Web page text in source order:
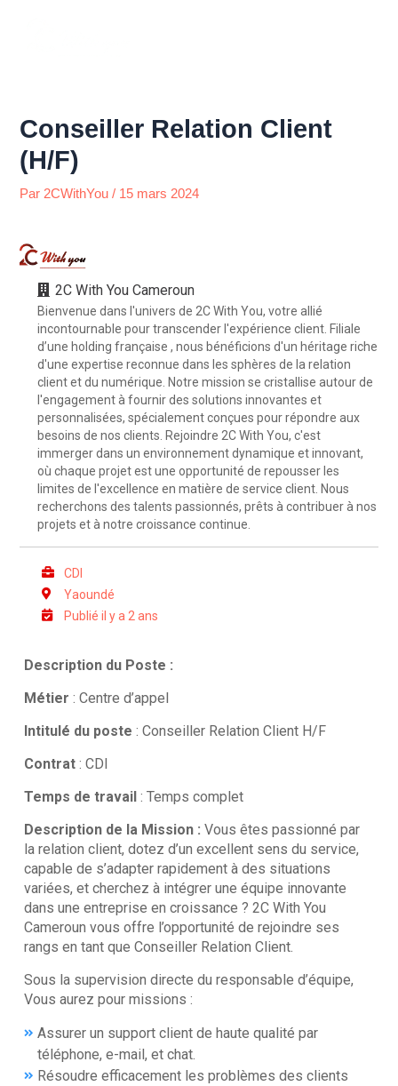
Conseiller Relation Client
(H/F)
Par 2CWithYou/ 15 mars 2024
2C With You Cameroun
Bienvenue dans l'univers de 2C With You, votre allié
incontournable pour transcender l'expérience client. Filiale
d’une holding française , nous bénéficions d'un héritage riche
d'une expertise reconnue dans les sphères de la relation
client et du numérique. Notre mission se cristallise autour de
l'engagement à fournir des solutions innovantes et
personnalisées, spécialement conçues pour répondre aux
besoins de nos clients. Rejoindre 2C With You, c'est
immerger dans un environnement dynamique et innovant,
où chaque projet est une opportunité de repousser les
limites de l'excellence en matière de service client. Nous
recherchons des talents passionnés, prêts à contribuer à nos
projets et à notre croissance continue.
CDI
Yaoundé
Publié il y a 2 ans
Description du Poste :
Métier: Centre d’appel
Intitulé du poste : Conseiller Relation Client H/F
Contrat: CDI
Temps de travail : Temps complet
Description de la Mission : Vous êtes passionné par
la relation client, dotez d’un excellent sens du service,
capable de s’adapter rapidement à des situations
variées, et cherchez à intégrer une équipe innovante
dans une entreprise en croissance ? 2C With You
Cameroun vous offre l’opportunité de rejoindre ses
rangs en tant que Conseiller Relation Client.
Sous la supervision directe du responsable d’équipe,
Vous aurez pour missions :
Assurer un support client de haute qualité par
téléphone, e-mail, et chat.
Résoudre efficacement les problèmes des clients